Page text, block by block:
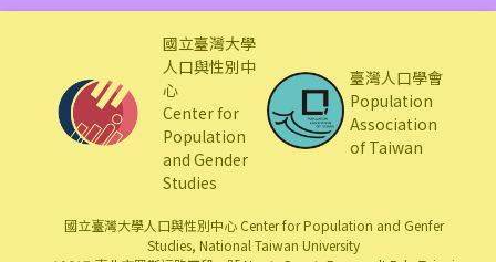
國立臺灣大學
人口與性別中
心
Center for
Population
and Gender
Studies
臺灣人口學會
Population
Association
of Taiwan
國立臺灣大學人口與性別中心 Center for Population and Genfer
Studies, National Taiwan University